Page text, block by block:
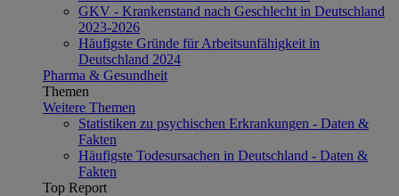
GKV - Krankenstand nach Geschlecht in Deutschland
2023-2026
Häufigste Gründe für Arbeitsunfähigkeit in
Deutschland 2024
Pharma & Gesundheit
Themen
Weitere Themen
Statistiken zu psychischen Erkrankungen - Daten &
Fakten
Häufigste Todesursachen in Deutschland - Daten &
Fakten
Top Report